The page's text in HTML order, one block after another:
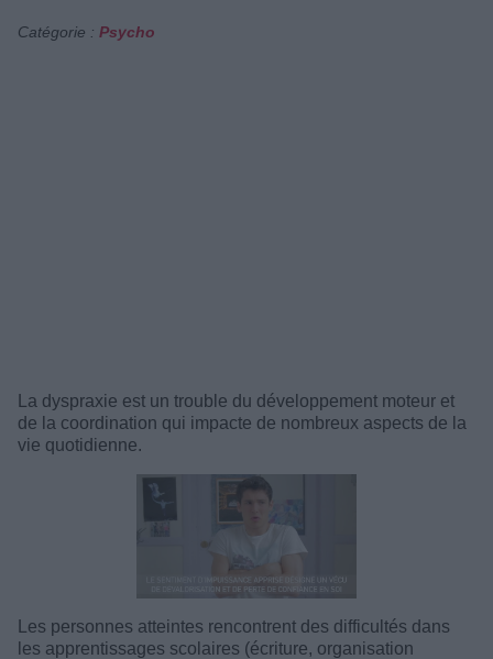
Catégorie : Psycho
La dyspraxie est un trouble du développement moteur et
de la coordination qui impacte de nombreux aspects de la
vie quotidienne.
Les personnes atteintes rencontrent des difficultés dans
les apprentissages scolaires (écriture, organisation